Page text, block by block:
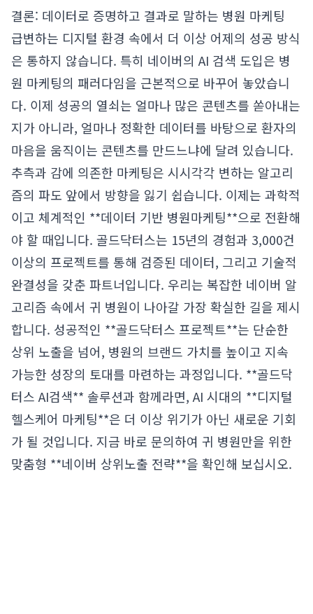
결론: 데이터로 증명하고 결과로 말하는 병원 마케팅
급변하는 디지털 환경 속에서 더 이상 어제의 성공 방식
은 통하지 않습니다. 특히 네이버의 AI 검색 도입은 병
원 마케팅의 패러다임을 근본적으로 바꾸어 놓았습니
다. 이제 성공의 열쇠는 얼마나 많은 콘텐츠를 쏟아내는
지가 아니라, 얼마나 정확한 데이터를 바탕으로 환자의
마음을 움직이는 콘텐츠를 만드느냐에 달려 있습니다.
추측과 감에 의존한 마케팅은 시시각각 변하는 알고리
즘의 파도 앞에서 방향을 잃기 쉽습니다. 이제는 과학적
이고 체계적인 **데이터 기반 병원마케팅**으로 전환해
야 할 때입니다. 골드닥터스는 15년의 경험과 3,000건
이상의 프로젝트를 통해 검증된 데이터, 그리고 기술적
완결성을 갖춘 파트너입니다. 우리는 복잡한 네이버 알
고리즘 속에서 귀 병원이 나아갈 가장 확실한 길을 제시
합니다. 성공적인 **골드닥터스 프로젝트**는 단순한
상위 노출을 넘어, 병원의 브랜드 가치를 높이고 지속
가능한 성장의 토대를 마련하는 과정입니다. **골드닥
터스 AI검색** 솔루션과 함께라면, AI 시대의 **디지털
헬스케어 마케팅**은 더 이상 위기가 아닌 새로운 기회
가 될 것입니다. 지금 바로 문의하여 귀 병원만을 위한
맞춤형 **네이버 상위노출 전략**을 확인해 보십시오.